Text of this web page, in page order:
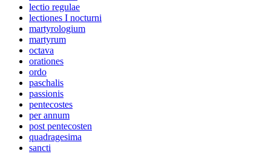
lectio regulae
lectiones I nocturni
martyrologium
martyrum
octava
orationes
ordo
paschalis
passionis
pentecostes
per annum
post pentecosten
quadragesima
sancti